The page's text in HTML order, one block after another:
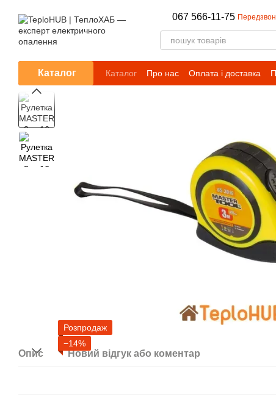
067 566-11-75
Каталог Каталог Про нас Оплата і доставка
Розпродаж
−14%
Опис Новий відгук або коментар